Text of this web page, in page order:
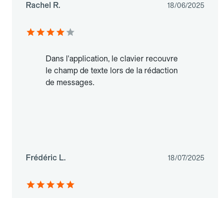
Rachel R. 18/06/2025
Dans l'application, le clavier recouvre
le champ de texte lors de la rédaction
de messages.
Frédéric L. 18/07/2025